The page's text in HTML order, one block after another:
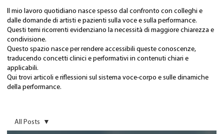
Il mio lavoro quotidiano nasce spesso dal confronto con colleghi e
dalle domande di artisti e pazienti sulla voce e sulla performance.
Questi temi ricorrenti evidenziano la necessità di maggiore chiarezza e
condivisione.
Questo spazio nasce per rendere accessibili queste conoscenze,
traducendo concetti clinici e performativi in contenuti chiari e
applicabili.
Qui trovi articoli e riflessioni sul sistema voce-corpo e sulle dinamiche
della performance.
All Posts